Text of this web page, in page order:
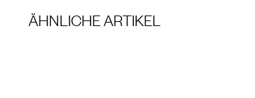
ÄHNLICHE ARTIKEL